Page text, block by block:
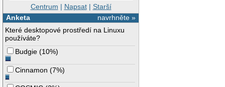
Centrum | Napsat| Starší
navrhněte »
Anketa
Které desktopové prostředí na Linuxu
používáte?
Budgie (10%)
Cinnamon (7%)